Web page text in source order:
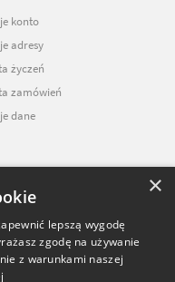
konto
adresy
życzeń
zamówień
dane
×
lepszą wygodę
zgodę na używanie
z warunkami naszej